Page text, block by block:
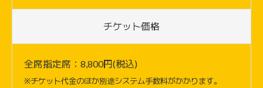
チケット価格
全席指定席：8,800円(税込)
※チケット代金のほか別途システム手数料がかかります。